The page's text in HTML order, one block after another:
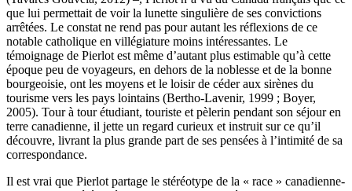
que lui permettait de voir la lunette singulière de ses convictions
arrêtées. Le constat ne rend pas pour autant les réflexions de ce
notable catholique en villégiature moins intéressantes. Le
témoignage de Pierlot est même d’autant plus estimable qu’à cette
époque peu de voyageurs, en dehors de la noblesse et de la bonne
bourgeoisie, ont les moyens et le loisir de céder aux sirènes du
tourisme vers les pays lointains (Bertho-Lavenir, 1999 ; Boyer,
2005). Tour à tour étudiant, touriste et pèlerin pendant son séjour en
terre canadienne, il jette un regard curieux et instruit sur ce qu’il
découvre, livrant la plus grande part de ses pensées à l’intimité de sa
correspondance.
Il est vrai que Pierlot partage le stéréotype de la « race » canadienne-